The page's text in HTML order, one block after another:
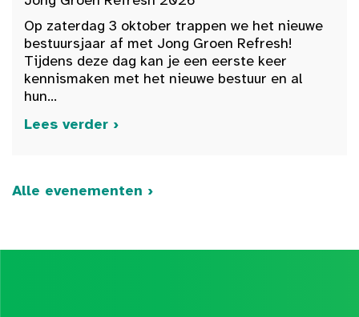
Op zaterdag 3 oktober trappen we het nieuwe
bestuursjaar af met Jong Groen Refresh!
Tijdens deze dag kan je een eerste keer
kennismaken met het nieuwe bestuur en al
hun...
Lees verder ›
Alle evenementen ›